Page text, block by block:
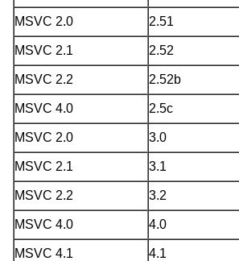
MSVC 2.0 2.51
MSVC 2.1 2.52
MSVC 2.2 2.52b
MSVC 4.0 2.5c
MSVC 2.0 3.0
MSVC 2.1 3.1
MSVC 2.2 3.2
MSVC 4.0 4.0
MSVC 4.1 4.1